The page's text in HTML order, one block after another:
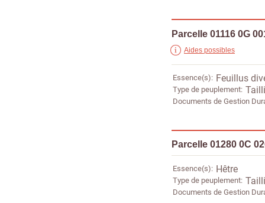
Parcelle 01116 0G
Aides possibles
Essence(s) Feuillus
Type de peuplement
Documents de Gestion
Parcelle 01280 0C
Essence(s) Hêtre
Type de peuplement
Documents de Gestion